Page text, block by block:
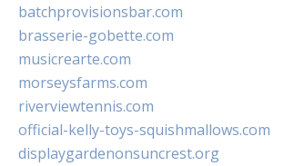
batchprovisionsbar.com
brasserie-gobette.com
musicrearte.com
morseysfarms.com
riverviewtennis.com
official-kelly-toys-squishmallows.com
displaygardenonsuncrest.org